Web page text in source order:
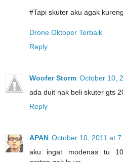
#Tapi skuter aku agak
Drone Oktoper Terbaik
Reply
Woofer Storm October 10,
ada duit nak beli skuter gts
Reply
APAN October 10, 2011 at
aku ingat modenas tu